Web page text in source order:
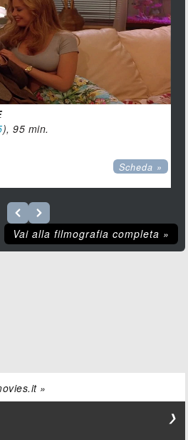
), 95 min.
Scheda »
Vai alla filmografia completa »
»
❯